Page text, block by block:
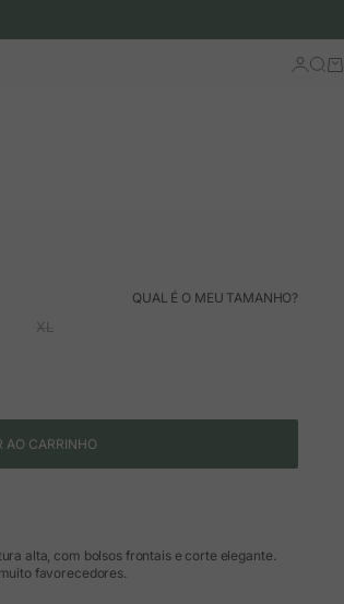
Iniciar
QUAL É O MEU TAMANHO?
XL
AO CARRINHO
alta, com bolsos frontais e corte elegante.
favorecedores.